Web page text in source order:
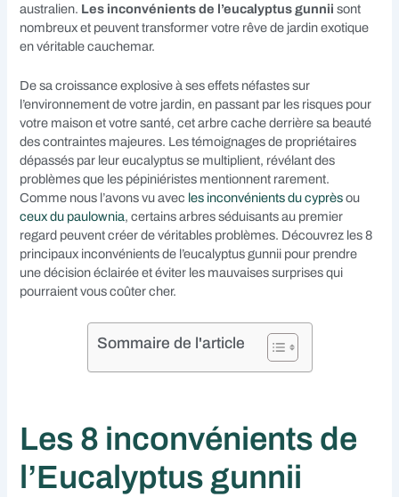
australien. Les inconvénients de l’eucalyptus gunnii sont
nombreux et peuvent transformer votre rêve de jardin exotique
en véritable cauchemar.
De sa croissance explosive à ses effets néfastes sur
l’environnement de votre jardin, en passant par les risques pour
votre maison et votre santé, cet arbre cache derrière sa beauté
des contraintes majeures. Les témoignages de propriétaires
dépassés par leur eucalyptus se multiplient, révélant des
problèmes que les pépiniéristes mentionnent rarement.
Comme nous l’avons vu avec les inconvénients du cyprèsou
ceux du paulownia, certains arbres séduisants au premier
regard peuvent créer de véritables problèmes. Découvrez les 8
principaux inconvénients de l’eucalyptus gunnii pour prendre
une décision éclairée et éviter les mauvaises surprises qui
pourraient vous coûter cher.
Sommaire de l'article
Les 8 inconvénients de
l’Eucalyptus gunnii